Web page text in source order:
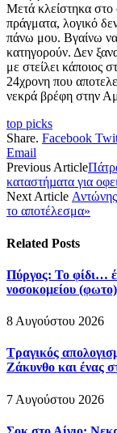
Μετά κλείστηκα στο
πράγματα, λογικό
πάνω μου. Βγαίνω
κατηγορούν. Δεν
με στείλει κάποιος
24χρονη που
νεκρά βρέφη στην
top picks
Share. Facebook
Email
Previous Article
καταστήµατα για
Next Article
το αποτέλεσμα»
Related Posts
Πύργος: Το φίδι…
νοσοκομείου (φωτο)
8 Αυγούστου 2026
Τραγικός
Ζάκυνθο και ένας
7 Αυγούστου 2026